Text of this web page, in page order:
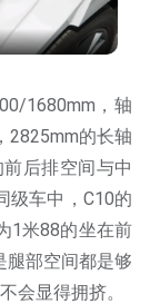
1680mm，轴
2825mm的长轴
后排空间与中
级车中，C10的
1米88的坐在前
腿部空间都是够
会显得拥挤。